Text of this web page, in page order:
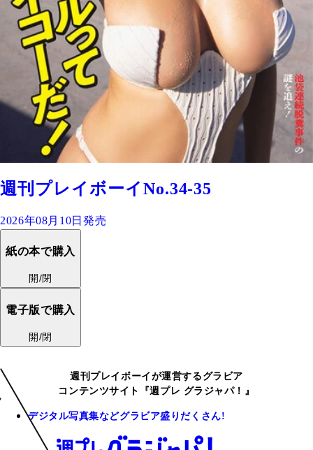
週刊プレイボーイNo.34-35
2026年08月10日発売
紙の本で購入
開/閉
電子版で購入
開/閉
週刊プレイボーイが運営するグラビア
コンテンツサイト『週プレ グラジャパ！』
デジタル写真集などグラビア盛りだくさん!